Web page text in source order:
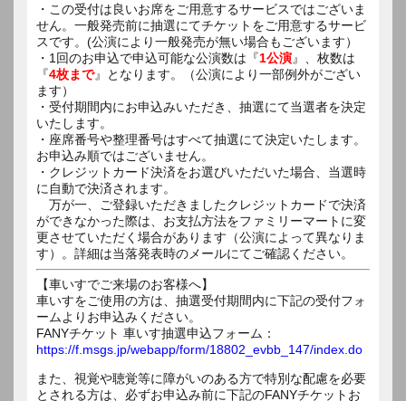
・この受付は良いお席をご用意するサービスではございま
せん。一般発売前に抽選にてチケットをご用意するサービ
スです。(公演により一般発売が無い場合もございます）
・1回のお申込で申込可能な公演数は『1公演』、枚数は
『4枚まで』となります。（公演により一部例外がござい
ます）
・受付期間内にお申込みいただき、抽選にて当選者を決定
いたします。
・座席番号や整理番号はすべて抽選にて決定いたします。
お申込み順ではございません。
・クレジットカード決済をお選びいただいた場合、当選時
に自動で決済されます。
万が一、ご登録いただきましたクレジットカードで決済
ができなかった際は、お支払方法をファミリーマートに変
更させていただく場合があります（公演によって異なりま
す）。詳細は当落発表時のメールにてご確認ください。
【車いすでご来場のお客様へ】
車いすをご使用の方は、抽選受付期間内に下記の受付フォ
ームよりお申込みください。
FANYチケット 車いす抽選申込フォーム：
https://f.msgs.jp/webapp/form/18802_evbb_147/index.do
また、視覚や聴覚等に障がいのある方で特別な配慮を必要
とされる方は、必ずお申込み前に下記のFANYチケットお